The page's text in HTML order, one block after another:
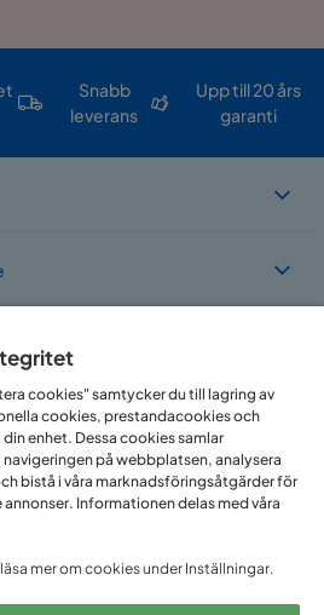
Snabb
leverans
Upp till 20 års
garanti
i flera länder
cookies" samtycker du till lagring av
cookies, prestandacookies och
enhet. Dessa cookies samlar
på webbplatsen, analysera
bistå i våra marknadsföringsåtgärder för
Informationen delas med våra
mer om cookies under Inställningar.